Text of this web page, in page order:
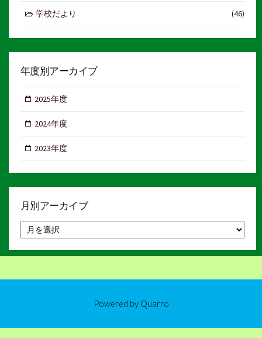
学校だより (46)
年度別アーカイブ
2025年度
2024年度
2023年度
月別アーカイブ
別
ア
ー
イ
Powered by Quarro